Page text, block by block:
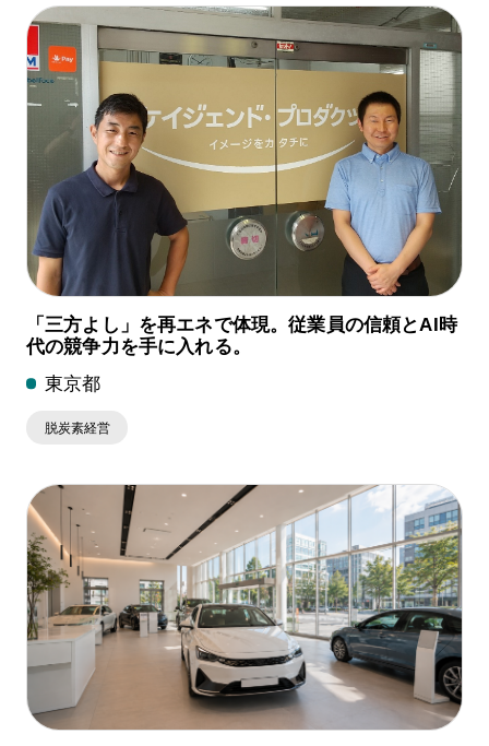
「三方よし」を再エネで体現。従業員の信頼とAI時
代の競争力を手に入れる。
東京都
脱炭素経営